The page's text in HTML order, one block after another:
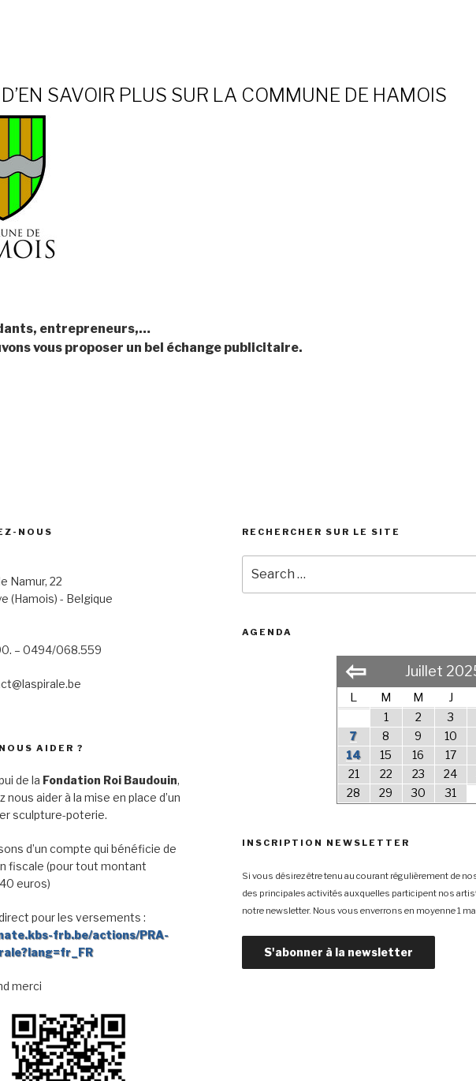
SAVOIR PLUS SUR LA COMMUNE DE HAMOIS
entrepreneurs,…
vous proposer un bel échange publicitaire.
NOUS
Namur, 22
(Hamois) - Belgique
– 0494/068.559
AIDER ?
de la Fondation Roi Baudouin,
nous aider à la mise en place d’un
sculpture-poterie.
d’un compte qui bénéficie de
fiscale (pour tout montant
euros)
pour les versements :
frb.be/actions/PRA-
merci
RECHERCHER SUR LE SITE
for:
AGENDA
⇦ Juillet
L M M J
1 2 3
7
8 9 10
14
15 16 17
21
22 23 24
28
29 30 31
INSCRIPTION NEWSLETTER
Si vous désirez être tenu au courant régulièrement de
des principales activités auxquelles participent nos
notre newsletter. Nous vous enverrons en moyenne 1